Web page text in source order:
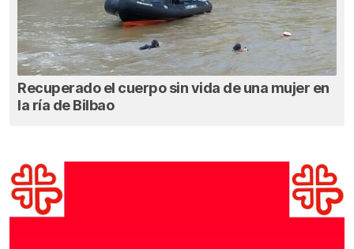
Recuperado el cuerpo sin vida de una mujer en
la ría de Bilbao